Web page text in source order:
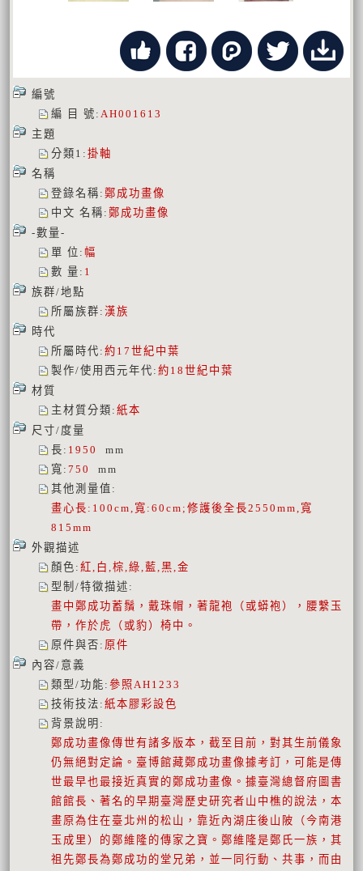
編號
編 目 號 : AH001613
主題
分類1 : 掛軸
名稱
登錄名稱 : 鄭成功畫像
中文 名稱 : 鄭成功畫像
-數量-
單 位 : 幅
數 量 : 1
族群/地點
所屬族群 : 漢族
時代
所屬時代 : 約17世紀中葉
製作/使用西元年代 : 約18世紀中葉
材質
主材質分類 : 紙本
尺寸/度量
長 : 1950
mm
寬 : 750
mm
其他測量值 :
畫心長:100cm,寬:60cm;修護後全長2550mm,寬
815mm
外觀描述
顏色 : 紅,白,棕,綠,藍,黑,金
型制/特徵描述 :
畫中鄭成功蓄鬚，戴珠帽，著龍袍（或蟒袍），腰繫玉
帶，作於虎（或豹）椅中。
原件與否 : 原件
內容/意義
類型/功能 : 參照AH1233
技術技法 : 紙本膠彩設色
背景說明 :
鄭成功畫像傳世有諸多版本，截至目前，對其生前儀象
仍無絕對定論。臺博館藏鄭成功畫像據考訂，可能是傳
世最早也最接近真實的鄭成功畫像。據臺灣總督府圖書
館館長、著名的早期臺灣歷史研究者山中樵的說法，本
畫原為住在臺北州的松山，靠近內湖庄後山陂（今南港
玉成里）的鄭維隆的傳家之寶。鄭維隆是鄭氏一族，其
祖先鄭長為鄭成功的堂兄弟，並一同行動、共事，而由